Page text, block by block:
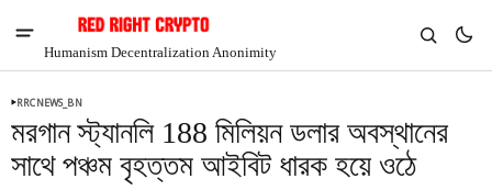
Humanism Decentralization Anonimity
RRCNEWS_BN
মরগান স্ট্যানলি 188 মিলিয়ন ডলার অবস্থানের
সাথে পঞ্চম বৃহত্তম আইবিট ধারক হয়ে ওঠে